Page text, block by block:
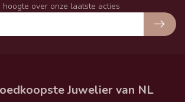
hoogte over onze laatste acties
Juwelier van NL